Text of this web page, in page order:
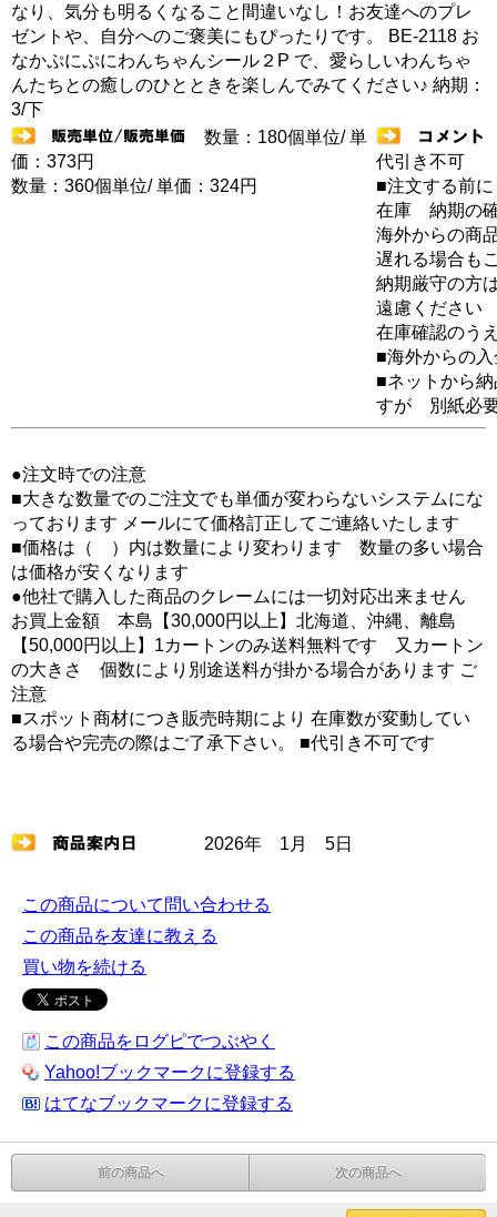
なり、気分も明るくなること間違いなし！お友達へのプレ
ゼントや、自分へのご褒美にもぴったりです。 BE-2118 お
なかぷにぷにわんちゃんシール２P で、愛らしいわんちゃ
んたちとの癒しのひとときを楽しんでみてください♪ 納期：
3/下
数量：180個単位/ 単
価：373円
数量：360個単位/ 単価：324円
代引き不可
■注文する前に
在庫 納期の
海外からの商
遅れる場合も
納期厳守の方
遠慮ください
在庫確認のう
■海外からの
■ネットから
すが 別紙必
●注文時での注意
■大きな数量でのご注文でも単価が変わらないシステムにな
っております メールにて価格訂正してご連絡いたします
■価格は（ ）内は数量により変わります 数量の多い場合
は価格が安くなります
●他社で購入した商品のクレームには一切対応出来ません
お買上金額 本島【30,000円以上】北海道、沖縄、離島
【50,000円以上】1カートンのみ送料無料です 又カートン
の大きさ 個数により別途送料が掛かる場合があります ご
注意
■スポット商材につき販売時期により 在庫数が変動してい
る場合や完売の際はご了承下さい。 ■代引き不可です
2026年 1月 5日
この商品について問い合わせる
この商品を友達に教える
買い物を続ける
この商品をログピでつぶやく
Yahoo!ブックマークに登録する
はてなブックマークに登録する
前の商品へ 次の商品へ